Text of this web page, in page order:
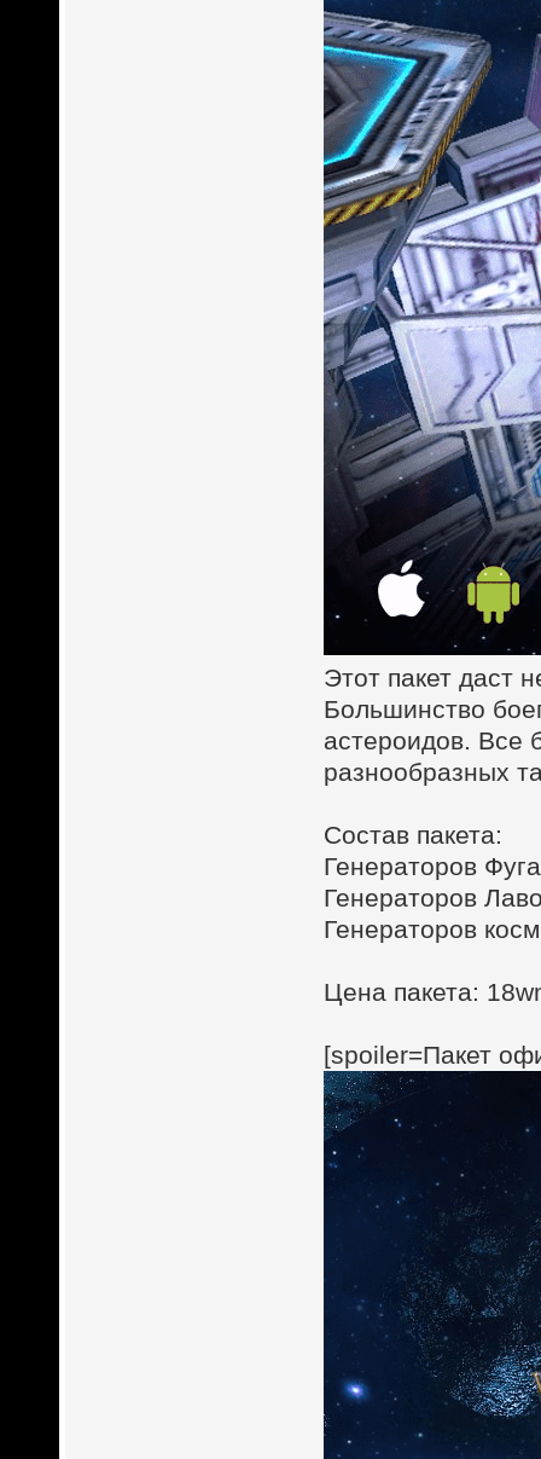
Этот пакет даст
Большинство
астероидов. Все
разнообразных
Состав пакета:
Генераторов
Генераторов
Генераторов
Цена пакета:
[spoiler=Пакет